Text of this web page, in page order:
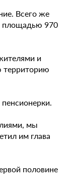
Всего же
площадью 970
и
территорию
мы
им глава
половине